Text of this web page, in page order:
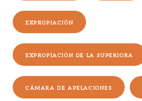
EXPROPIACIÓN
EXPROPIACIÓN DE LA SUPERIORA
CÁMARA DE APELACIONES